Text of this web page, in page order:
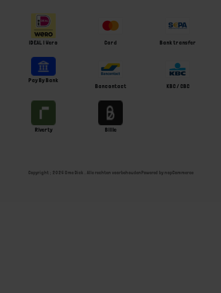
iDEAL | Wero Card Bank transfer
Pay By Bank
Bancontact
KBC / CBC
Riverty Billie
Copyright ; 2026 Ome Dick . Alle rechten voorbehoudenPowered by nopCommerce